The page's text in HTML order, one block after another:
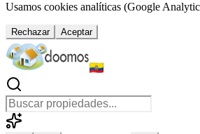
Usamos cookies analíticas (Google
Rechazar Aceptar